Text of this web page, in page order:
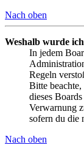
Nach oben
Weshalb wurde
In jedem
Regeln
Bitte
dieses
Verwarnung
sofern du die
Nach oben